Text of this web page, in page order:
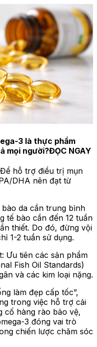
3 là thực phẩm
mọi người?ĐỌC NGAY
hỗ trợ điều trị mụn
DHA nên đạt từ
da cần trung bình
tế bào cần đến 12 tuần
thiết. Do đó, đừng vội
1-2 tuần sử dụng.
Ưu tiên các sản phẩm
Fish Oil Standards)
và các kim loại nặng.
làm đẹp cấp tốc”,
trong việc hỗ trợ cải
cố hàng rào bảo vệ,
3 đóng vai trò
chiến lược chăm sóc